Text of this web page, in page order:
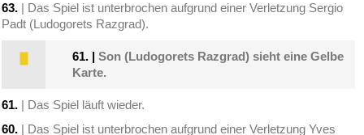
63. | Das Spiel ist unterbrochen aufgrund einer Verletzung Sergio
Padt (Ludogorets Razgrad).
61. |Son (Ludogorets Razgrad) sieht eine Gelbe
Karte.
61. | Das Spiel läuft wieder.
60. | Das Spiel ist unterbrochen aufgrund einer Verletzung Yves